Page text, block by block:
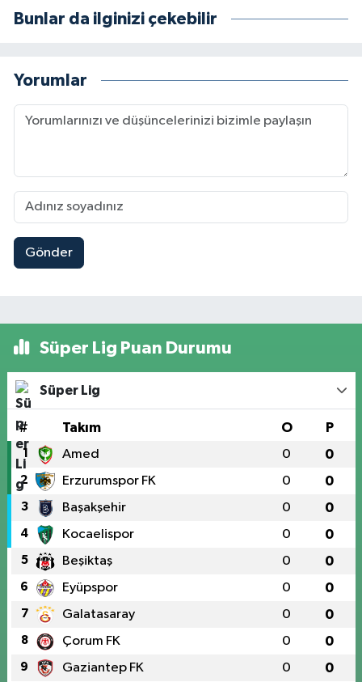
Bunlar da ilginizi çekebilir
Yorumlar
Gönder
Süper Lig Puan Durumu
Süper Lig
# Takım O P
1 Amed 0 0
2 Erzurumspor FK 0 0
3 Başakşehir 0 0
4 Kocaelispor 0 0
5 Beşiktaş 0 0
6 Eyüpspor 0 0
7 Galatasaray 0 0
8 Çorum FK 0 0
9 Gaziantep FK 0 0